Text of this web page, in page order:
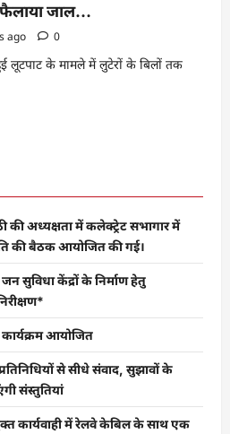
जाल…
ago 0
लूटपाट के मामले में लुटेरों के बिलों तक
की अध्यक्षता में कलेक्ट्रेट सभागार में
की बैठक आयोजित की गई।
सुविधा केंद्रों के निर्माण हेतु
कार्यक्रम आयोजित
से सीधे संवाद, सुझावों के
संस्तुतियां
कार्यवाही में रेलवे केबिल के साथ एक